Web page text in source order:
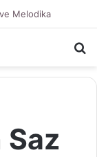
Melodika
Saz